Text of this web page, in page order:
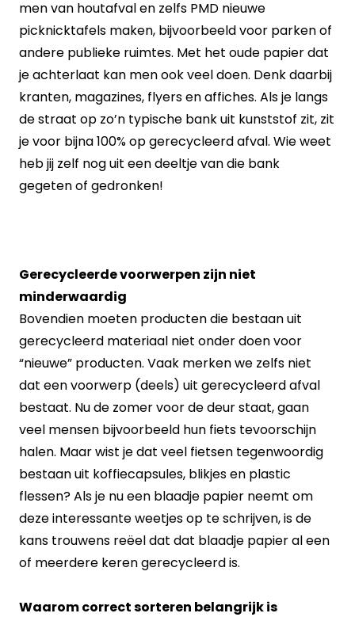
men van houtafval en zelfs PMD nieuwe
picknicktafels maken, bijvoorbeeld voor parken of
andere publieke ruimtes. Met het oude papier dat
je achterlaat kan men ook veel doen. Denk daarbij
kranten, magazines, flyers en affiches. Als je langs
de straat op zo’n typische bank uit kunststof zit, zit
je voor bijna 100% op gerecycleerd afval. Wie weet
heb jij zelf nog uit een deeltje van die bank
gegeten of gedronken!
Gerecycleerde voorwerpen zijn niet
minderwaardig
Bovendien moeten producten die bestaan uit
gerecycleerd materiaal niet onder doen voor
“nieuwe” producten. Vaak merken we zelfs niet
dat een voorwerp (deels) uit gerecycleerd afval
bestaat. Nu de zomer voor de deur staat, gaan
veel mensen bijvoorbeeld hun fiets tevoorschijn
halen. Maar wist je dat veel fietsen tegenwoordig
bestaan uit koffiecapsules, blikjes en plastic
flessen? Als je nu een blaadje papier neemt om
deze interessante weetjes op te schrijven, is de
kans trouwens reëel dat dat blaadje papier al een
of meerdere keren gerecycleerd is.
Waarom correct sorteren belangrijk is